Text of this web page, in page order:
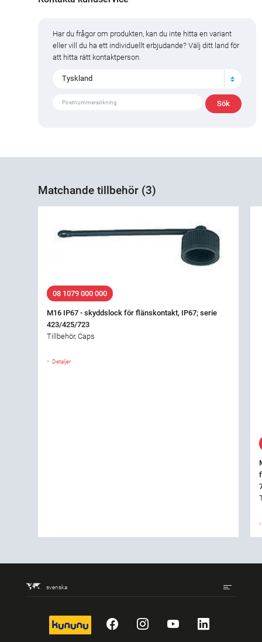
Har du frågor om produkten, kan du inte hitta en variant
eller vill du ha ett individuellt erbjudande? Välj ditt land för
att hitta rätt kontaktperson.
Tyskland
Matchande tillbehör (3)
08 1079 000 000
M16 IP67 - skyddslock för flänskontakt, IP67; serie
423/425/723
Tillbehör, Caps
Detaljer
svenska
kununu FacebookInstagram
YouTubeLinkedIn